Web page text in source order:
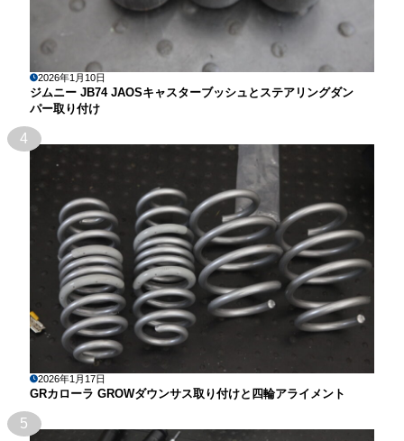
2026年1月10日
ジムニー JB74 JAOSキャスターブッシュとステアリングダン
パー取り付け
4
2026年1月17日
GRカローラ GROWダウンサス取り付けと四輪アライメント
5